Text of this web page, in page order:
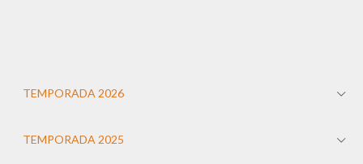
TEMPORADA 2026
TEMPORADA 2025